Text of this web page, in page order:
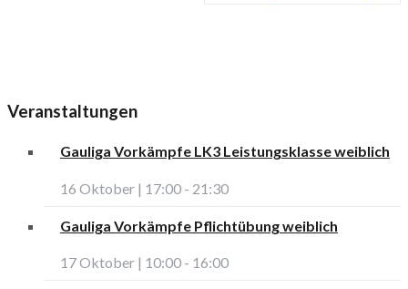
Veranstaltungen
Gauliga Vorkämpfe LK3 Leistungsklasse weiblich
16 Oktober | 17:00 - 21:30
Gauliga Vorkämpfe Pflichtübung weiblich
17 Oktober | 10:00 - 16:00